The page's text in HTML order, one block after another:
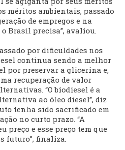
méritos ambientais, passado
de empregos e na
Brasil precisa”, avaliou.
por dificuldades nos
continua sendo a melhor
por preservar a glicerina e,
recuperação de valor
“O biodiesel é a
ao óleo diesel”, diz
tenha sido sacrificado em
no curto prazo. “A
preço e esse preço tem que
futuro”, finaliza.